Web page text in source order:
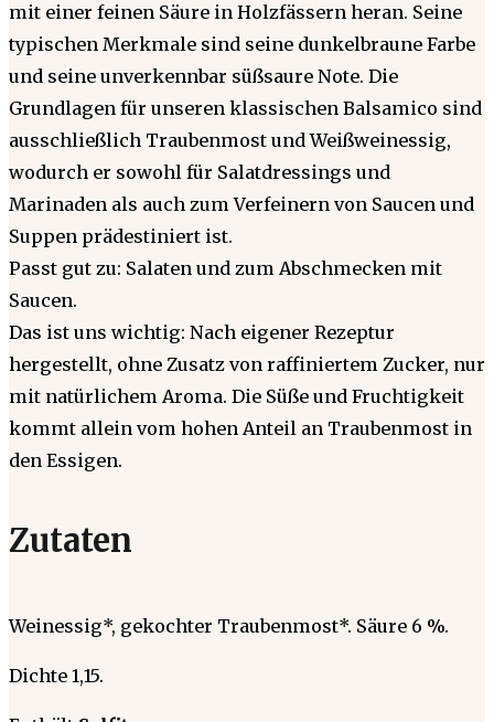
mit einer feinen Säure in Holzfässern heran. Seine
typischen Merkmale sind seine dunkelbraune Farbe
und seine unverkennbar süßsaure Note. Die
Grundlagen für unseren klassischen Balsamico sind
ausschließlich Traubenmost und Weißweinessig,
wodurch er sowohl für Salatdressings und
Marinaden als auch zum Verfeinern von Saucen und
Suppen prädestiniert ist.
Passt gut zu: Salaten und zum Abschmecken mit
Saucen.
Das ist uns wichtig: Nach eigener Rezeptur
hergestellt, ohne Zusatz von raffiniertem Zucker, nur
mit natürlichem Aroma. Die Süße und Fruchtigkeit
kommt allein vom hohen Anteil an Traubenmost in
den Essigen.
Zutaten
Weinessig*, gekochter Traubenmost*. Säure 6 %.
Dichte 1,15.